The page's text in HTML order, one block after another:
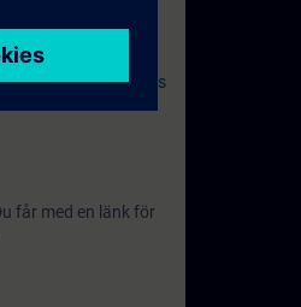
och många mer.
Basics with PLCs
får med en länk för